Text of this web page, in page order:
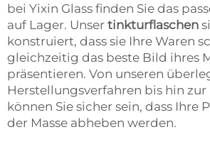
bei Yixin Glass finden Sie das
auf Lager. Unser tinkturflaschen
konstruiert, dass sie Ihre Waren
gleichzeitig das beste Bild ihres
präsentieren. Von unseren
Herstellungsverfahren bis hin
können Sie sicher sein, dass Ihre
der Masse abheben werden.